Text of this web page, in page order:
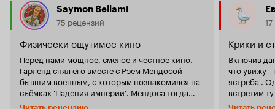
Saymon Bellami
75 рецензий
Физически ощутимое кино
Перед нами мощное, смелое и честное кино.
Гарленд снял его вместе с Рэем Мендосой —
бывшим военным, с которым познакомился на
съёмках 'Падения империи'. Мендоса тогда
выступал консультантом, и, как видно,
Крики и
Включив
что увижу
ястреба'.
встретим
персонажи